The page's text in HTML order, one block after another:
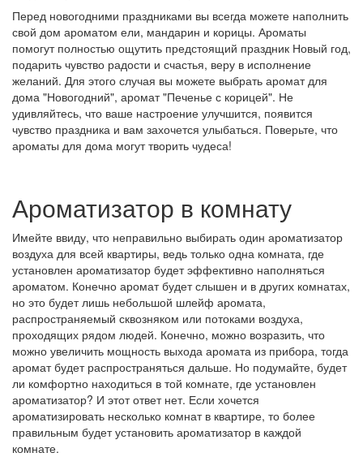
Перед новогодними праздниками вы всегда можете наполнить
свой дом ароматом ели, мандарин и корицы. Ароматы
помогут полностью ощутить предстоящий праздник Новый год,
подарить чувство радости и счастья, веру в исполнение
желаний. Для этого случая вы можете выбрать аромат для
дома "Новогодний", аромат "Печенье с корицей". Не
удивляйтесь, что ваше настроение улучшится, появится
чувство праздника и вам захочется улыбаться. Поверьте, что
ароматы для дома могут творить чудеса!
Ароматизатор в комнату
Имейте ввиду, что неправильно выбирать один ароматизатор
воздуха для всей квартиры, ведь только одна комната, где
установлен ароматизатор будет эффективно наполняться
ароматом. Конечно аромат будет слышен и в других комнатах,
но это будет лишь небольшой шлейф аромата,
распространяемый сквозняком или потоками воздуха,
проходящих рядом людей. Конечно, можно возразить, что
можно увеличить мощность выхода аромата из прибора, тогда
аромат будет распространяться дальше. Но подумайте, будет
ли комфортно находиться в той комнате, где установлен
ароматизатор? И этот ответ нет. Если хочется
ароматизировать несколько комнат в квартире, то более
правильным будет установить ароматизатор в каждой
комнате.